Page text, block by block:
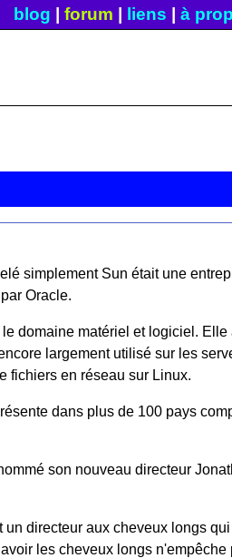
blog forum liens à
simplement Sun était une
Oracle.
domaine matériel et logiciel.
largement utilisé sur les
fichiers en réseau sur Linux.
dans plus de 100 pays
son nouveau directeur
un directeur aux cheveux longs
les cheveux longs